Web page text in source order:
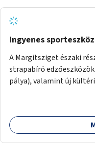
Ingyenes
A Margitsziget északi
strapabíró
pálya), valamint új
népszerű, ingyenes
sziget északi felén, ahol